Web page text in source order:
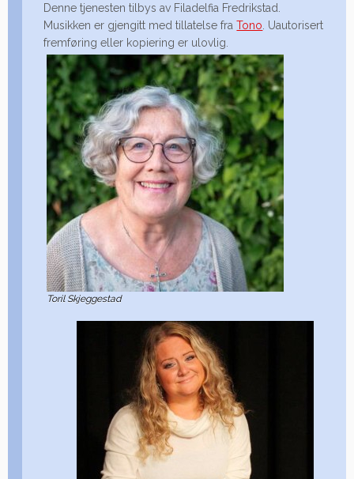
Denne tjenesten tilbys av Filadelfia Fredrikstad.
Musikken er gjengitt med tillatelse fraTono. Uautorisert
fremføring eller kopiering er ulovlig.
Toril Skjeggestad